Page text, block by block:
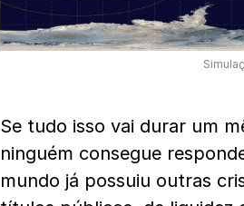
Se tudo isso vai durar um
ninguém consegue
mundo já possuiu outras